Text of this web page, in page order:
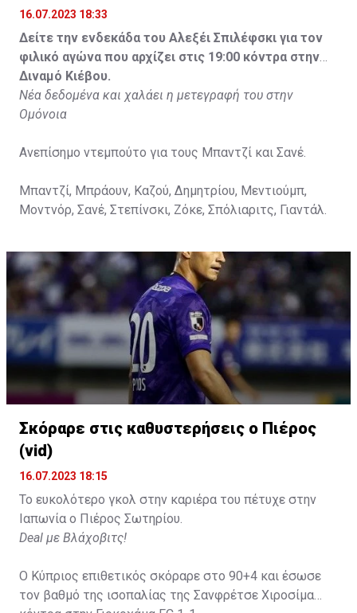
16.07.2023 18:33
Δείτε την ενδεκάδα του Αλεξέι Σπιλέφσκι για τον
φιλικό αγώνα που αρχίζει στις 19:00 κόντρα στην
Διναμό Κιέβου.
Νέα δεδομένα και χαλάει η μετεγραφή του στην
Ομόνοια
Ανεπίσημο ντεμπούτο για τους Μπαντζί και Σανέ.
Μπαντζί, Μπράουν, Καζού, Δημητρίου, Μεντιούμπ,
Μοντνόρ, Σανέ, Στεπίνσκι, Ζόκε, Σπόλιαριτς, Γιαντάλ.
Σκόραρε στις καθυστερήσεις ο Πιέρος
(vid)
16.07.2023 18:15
Το ευκολότερο γκολ στην καριέρα του πέτυχε στην
Ιαπωνία ο Πιέρος Σωτηρίου.
Deal με Βλάχοβιτς!
Ο Κύπριος επιθετικός σκόραρε στο 90+4 και έσωσε
τον βαθμό της ισοπαλίας της Σανφρέτσε Χιροσίμα